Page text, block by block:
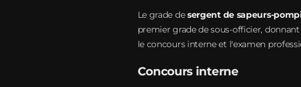
Le grade desergent de sapeurs-
premier grade de sous-officier,
le concours interne et l'examen
Concours interne